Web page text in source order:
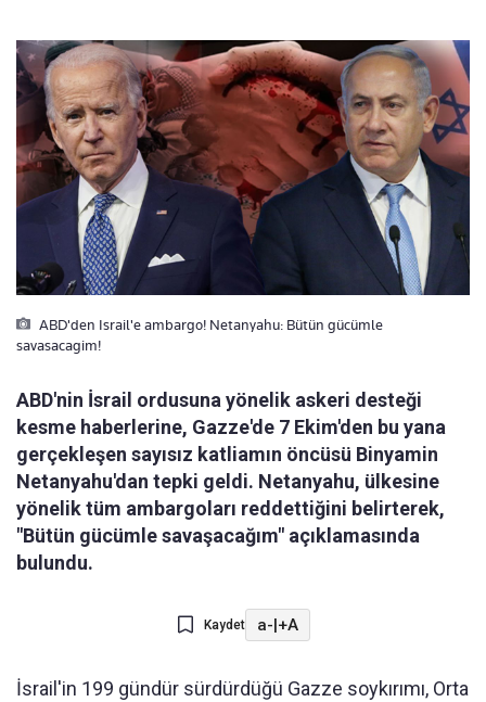
ABD'den Israil'e ambargo! Netanyahu: Bütün gücümle
savasacagim!
ABD'nin İsrail ordusuna yönelik askeri desteği
kesme haberlerine, Gazze'de 7 Ekim'den bu yana
gerçekleşen sayısız katliamın öncüsü Binyamin
Netanyahu'dan tepki geldi. Netanyahu, ülkesine
yönelik tüm ambargoları reddettiğini belirterek,
"Bütün gücümle savaşacağım" açıklamasında
bulundu.
Kaydet a-|+A
İsrail'in 199 gündür sürdürdüğü Gazze soykırımı, Orta